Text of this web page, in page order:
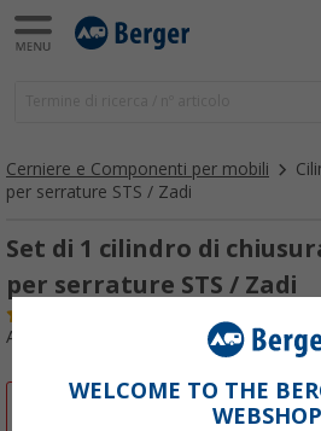
Cerniere e Componenti per mobili
per serrature STS / Zadi
Set di 1 cilindro di
per serrature STS / Zadi
Articolo n: 102730
WELCOME TO THE